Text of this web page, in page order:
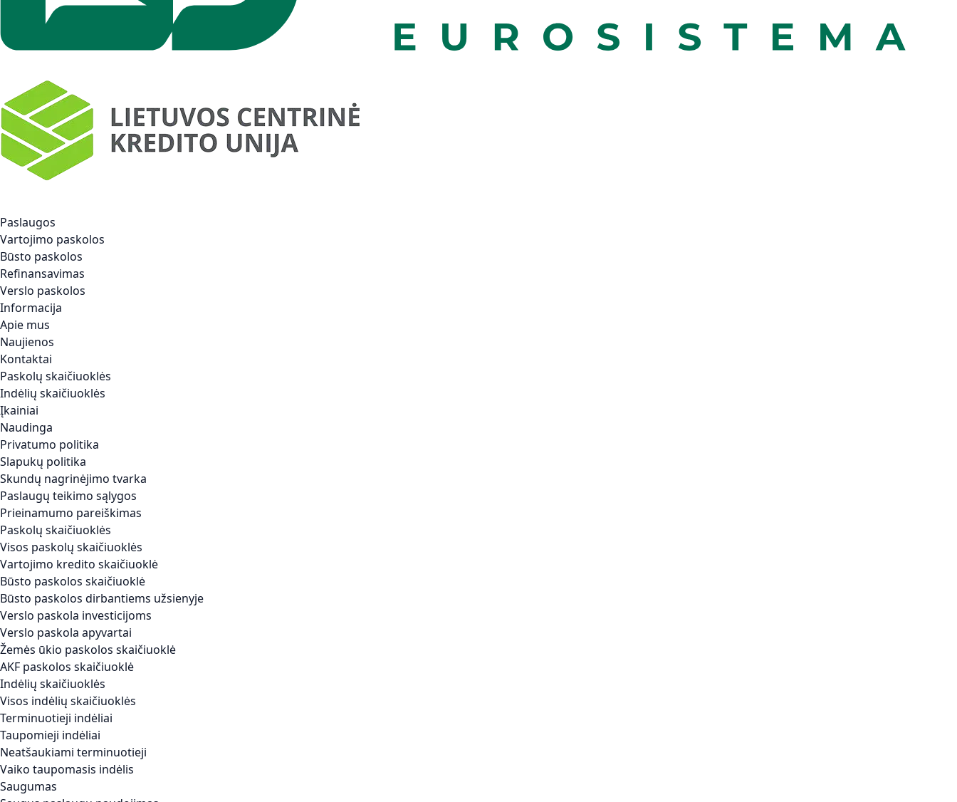
Paslaugos
Vartojimo paskolos
Būsto paskolos
Refinansavimas
Verslo paskolos
Informacija
Apie mus
Naujienos
Kontaktai
Paskolų skaičiuoklės
Indėlių skaičiuoklės
Įkainiai
Naudinga
Privatumo politika
Slapukų politika
Skundų nagrinėjimo tvarka
Paslaugų teikimo sąlygos
Prieinamumo pareiškimas
Paskolų skaičiuoklės
Visos paskolų skaičiuoklės
Vartojimo kredito skaičiuoklė
Būsto paskolos skaičiuoklė
Būsto paskolos dirbantiems užsienyje
Verslo paskola investicijoms
Verslo paskola apyvartai
Žemės ūkio paskolos skaičiuoklė
AKF paskolos skaičiuoklė
Indėlių skaičiuoklės
Visos indėlių skaičiuoklės
Terminuotieji indėliai
Taupomieji indėliai
Neatšaukiami terminuotieji
Vaiko taupomasis indėlis
Saugumas